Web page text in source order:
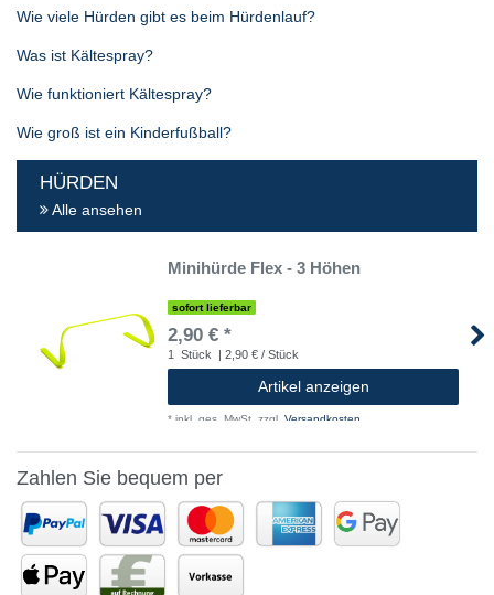
Wie viele Hürden gibt es beim Hürdenlauf?
Was ist Kältespray?
Wie funktioniert Kältespray?
Wie groß ist ein Kinderfußball?
HÜRDEN
Alle ansehen
Minihürde Flex - 3 Höhen
sofort lieferbar
2,90 € *
1 Stück | 2,90 € / Stück
Artikel anzeigen
* inkl. ges. MwSt. zzgl. Versandkosten
Zahlen Sie bequem per